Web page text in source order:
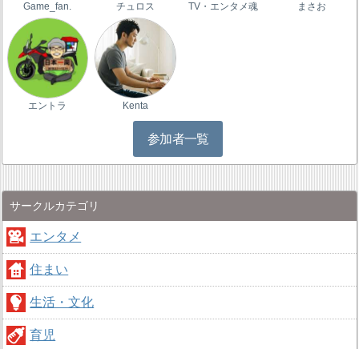
Game_fan. チュロス TV・エンタメ魂 まさお
エントラ Kenta
参加者一覧
サークルカテゴリ
エンタメ
住まい
生活・文化
育児